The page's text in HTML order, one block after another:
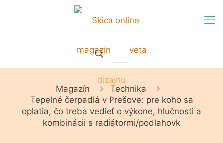
Magazín
Technika
Tepelné čerpadlá v Prešove: pre koho sa
oplatia, čo treba vedieť o výkone, hlučnosti a
kombinácii s radiátormi/podlahovk